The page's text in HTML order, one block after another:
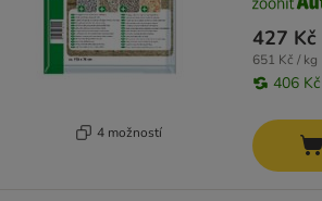
4 možností
427 Kč
651 Kč / kg
406 Kč